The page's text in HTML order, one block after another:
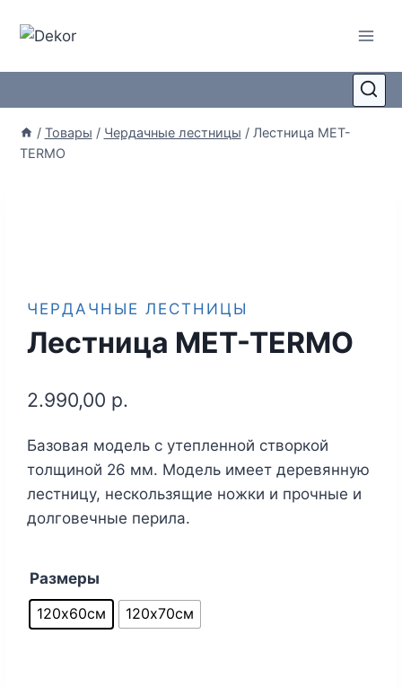
/ Товары / Чердачные лестницы / Лестница MET-
TERMO
ЧЕРДАЧНЫЕ ЛЕСТНИЦЫ
Лестница MET-TERMO
2.990,00 р.
Базовая модель с утепленной створкой
толщиной 26 мм. Модель имеет деревянную
лестницу, нескользящие ножки и прочные и
долговечные перила.
Размеры
120х60см
120х70см